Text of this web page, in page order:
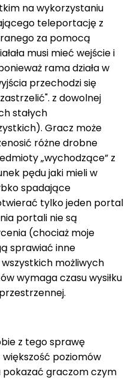
na wykorzystaniu
teleportację z
za pomocą
musi mieć wejście i
rama działa w
przechodzi się
z dowolnej
stałych
Gracz może
różne drobne
„wychodzące” z
pędu jaki mieli w
spadające
tylko jeden portal
portali nie są
(chociaż moje
sprawiać inne
możliwych
wymaga czasu wysiłku
z tego sprawę
poziomów
graczom czym